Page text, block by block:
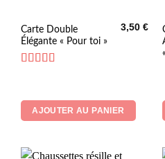
Carte Double
Élégante « Pour toi »
3,50€
AJOUTER AU PANIER